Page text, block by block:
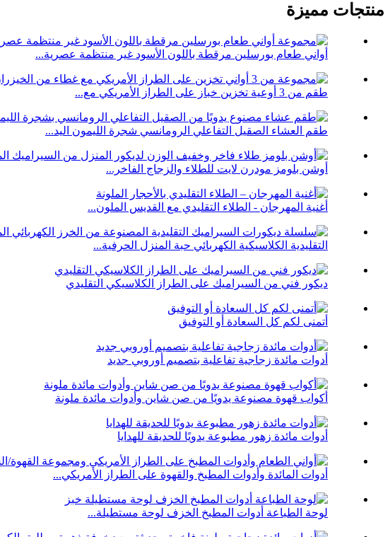
منتجات مميزة
أواني طعام بورسلين مرقطة باللون الأسود غير منتظمة عصرية...
طقم من 3 أوعية تخزين خباز على الطراز الأمريكي مع...
طقم العشاء الصقيل التفاعلي الرومانسي شجرة الليمون اليد...
أوشن بلومز مودرن لايت للطلاء والزجاج الفاخر...
أغنية المهرجان - الطلاء التقليدي مع القديس الملون...
التقليدية الكلاسيكية الكهربائي حبة المنزل الحرفية...
ديكور فني من السيراميك على الطراز الكلاسيكي التقليدي
أتمنى لكم كل السعادة أو التوفيق
أدوات مائدة زجاجية تفاعلية بتصميم أوروبي جديد
أكواب قهوة مصنوعة يدويًا من صن شاين وأدوات مائدة ملونة
أدوات مائدة زهور مطبوعة يدويًا للحديقة للهدايا
أدوات المائدة وأدوات المطبخ والقهوة على الطراز الأمريكي...
لوحة الطباعة أدوات المطبخ الخزف لوحة مستطيلة...